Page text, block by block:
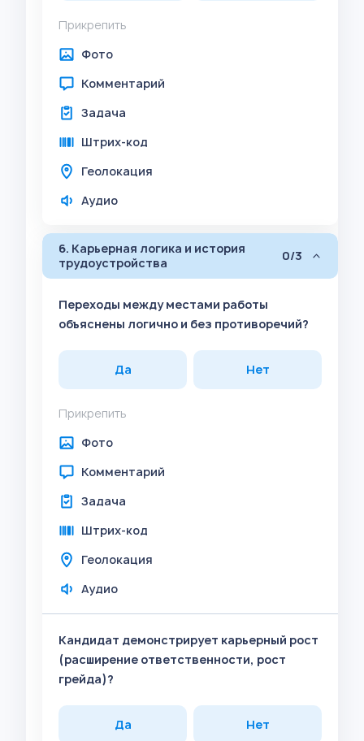
Прикрепить
Фото
Комментарий
Задача
Штрих-код
Геолокация
Аудио
6. Карьерная логика и история
трудоустройства
0/3
Переходы между местами работы
объяснены логично и без противоречий?
Да Нет
Прикрепить
Фото
Комментарий
Задача
Штрих-код
Геолокация
Аудио
Кандидат демонстрирует карьерный рост
(расширение ответственности, рост
грейда)?
Да Нет